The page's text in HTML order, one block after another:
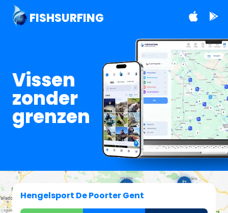
FISHSURFING
Vissen
zonder
grenzen
Hengelsport De Poorter Gent